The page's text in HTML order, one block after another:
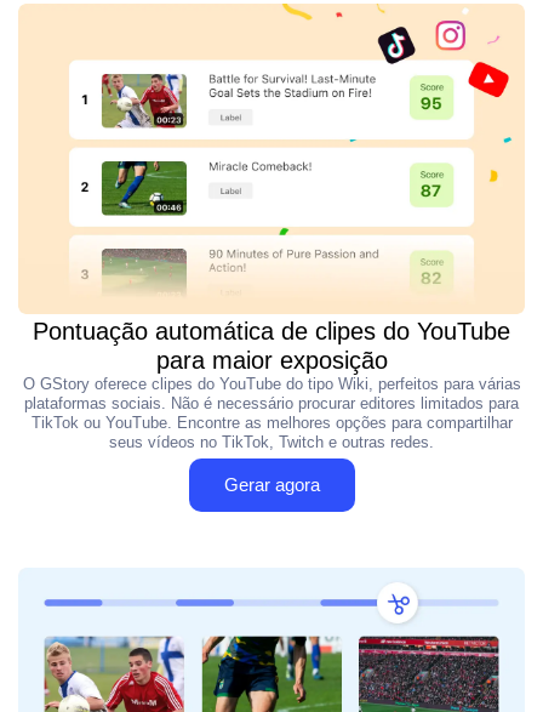
Pontuação automática de clipes do YouTube
para maior exposição
O GStory oferece clipes do YouTube do tipo Wiki, perfeitos para várias
plataformas sociais. Não é necessário procurar editores limitados para
TikTok ou YouTube. Encontre as melhores opções para compartilhar
seus vídeos no TikTok, Twitch e outras redes.
Gerar agora